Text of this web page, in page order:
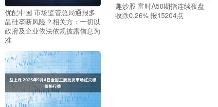
优配中国 市场监管总局通报多
晶硅垄断风险？相关方：一切以
政府及企业依法依规披露信息为
准
趣炒股 富时A50期指连续夜盘
收跌0.26% 报15204点